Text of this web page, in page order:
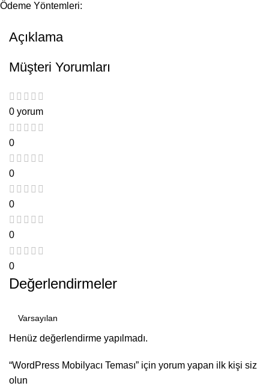
Ödeme Yöntemleri:
Açıklama
Müşteri Yorumları
0 yorum
0
0
0
0
0
Değerlendirmeler
Henüz değerlendirme yapılmadı.
“WordPress Mobilyacı Teması” için yorum yapan ilk kişi siz
olun